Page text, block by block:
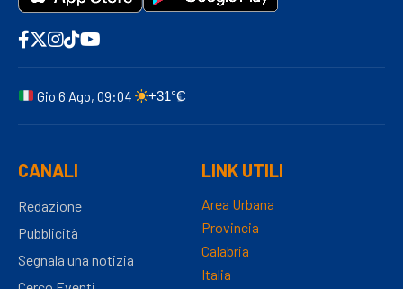
Gio 6 Ago, 09:04 +31°C
CANALI
Redazione
Pubblicità
Segnala una notizia
LINK UTILI
Area Urbana
Provincia
Calabria
Italia